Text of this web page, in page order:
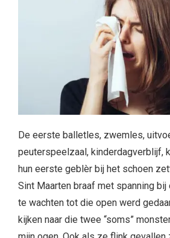
De eerste balletles, zwemles,
peuterspeelzaal, kinderdagverblijf,
hun eerste geblèr bij het schoen
Sint Maarten braaf met spanning
te wachten tot die open werd
kijken naar die twee “soms”